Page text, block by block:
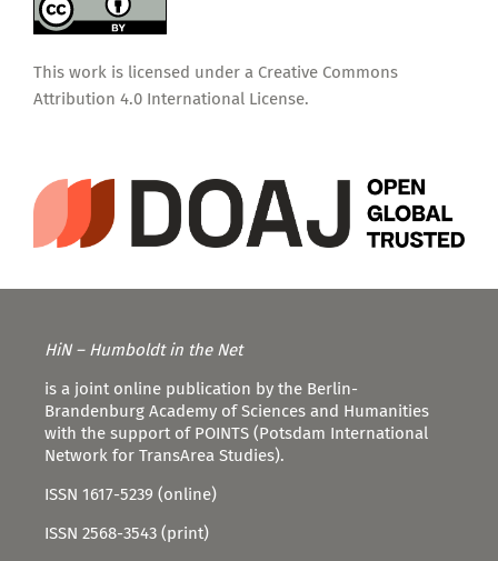
This work is licensed under a Creative Commons
Attribution 4.0 International License.
HiN – Humboldt in the Net
is a joint online publication by the Berlin-
Brandenburg Academy of Sciences and Humanities
with the support of POINTS (Potsdam International
Network for TransArea Studies).
ISSN 1617-5239 (online)
ISSN 2568-3543 (print)